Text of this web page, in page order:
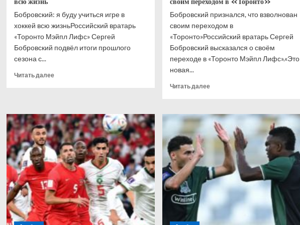
Бобровский: я буду учиться игре в
хоккей всю жизньРоссийский вратарь
«Торонто Мэйпл Лифс» Сергей
Бобровский подвёл итоги прошлого
сезона с...
Читать далееПрочитать
буду
учиться
игре
в
хоккей
всю
жизнь
Бобровский признался, что взволнован
своим переходом в
«Торонто»Российский вратарь Сергей
Бобровский высказался о своём
переходе в «Торонто Мэйпл Лифс».«Это
новая...
Читать далееПрочитать
Бобровский
признался,
что
взволнован
своим
переходом
в
«Торонто»